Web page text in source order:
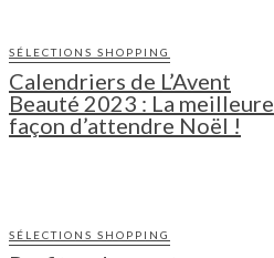
SÉLECTIONS SHOPPING
Calendriers de L’Avent
Beauté 2023 : La meilleure
façon d’attendre Noël !
SÉLECTIONS SHOPPING